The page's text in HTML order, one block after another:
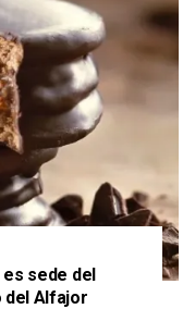
es sede del
del Alfajor